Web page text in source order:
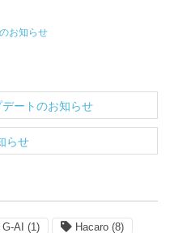
お知らせ
ートのお知らせ
らせ
G-AI (1) Hacaro (8)